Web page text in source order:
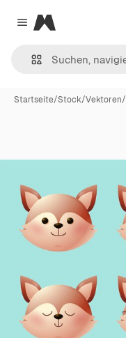
Close menu
Magnific
Startseite/Stock/Vektoren/